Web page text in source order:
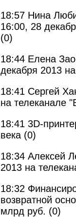
18:57 Нина
16:00, 28
(0)
18:44 Елена
декабря 2013
18:41 Сергей
на телеканале
18:41 3D-
века (0)
18:34 Алексей
2013 на
18:32
возвратной
млрд руб. (0)